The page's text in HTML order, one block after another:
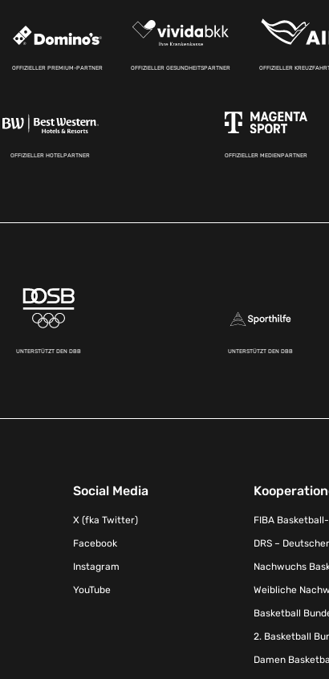
OFFIZIELLER PREMIUM-PARTNER OFFIZIELLER GESUNDHEITSPARTNER OFFIZIELLER
OFFIZIELLER HOTELPARTNER OFFIZIELLER MEDIENPARTNER
UNTERSTÜTZT DEN DBB UNTERSTÜTZT DEN DBB
Social Media
X (fka Twitter)
Facebook
Instagram
YouTube
FIBA
DRS –
Nachwuchs
Weibliche
Basketball
2. Basketball
Damen